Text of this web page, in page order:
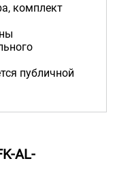
комплект
публичной
AL-